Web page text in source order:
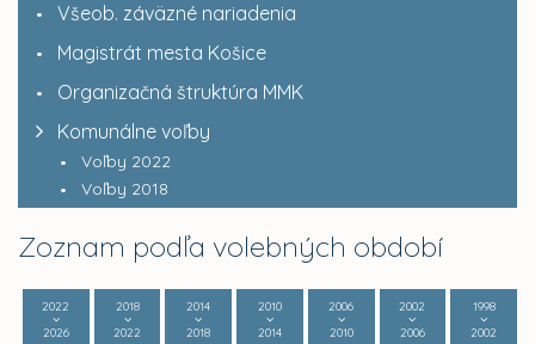
Všeob. záväzné nariadenia
Magistrát mesta Košice
Organizačná štruktúra MMK
Komunálne voľby
Voľby 2022
Voľby 2018
Zoznam podľa volebných období
2022
2026
2018
2022
2014
2018
2010
2014
2006
2010
2002
2006
1998
2002